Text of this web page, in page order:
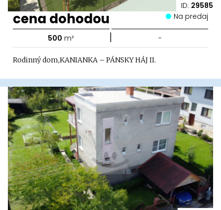
ID: 29585
cena dohodou Na predaj
500 m² | -
Rodinný dom,KANIANKA – PÁNSKY HÁJ II.